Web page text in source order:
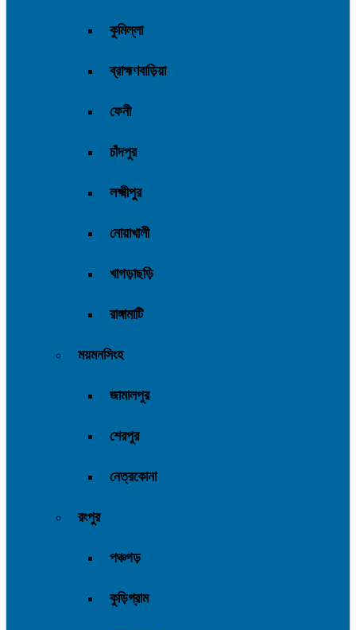
কুমিল্লা
ব্রাহ্মণবাড়িয়া
ফেনী
চাঁদপুর
লক্ষ্মীপুর
নোয়াখালী
খাগড়াছড়ি
রাঙ্গামাটি
ময়মনসিংহ
জামালপুর
শেরপুর
নেত্রকোনা
রংপুর
পঞ্চগড়
কুড়িগ্রাম